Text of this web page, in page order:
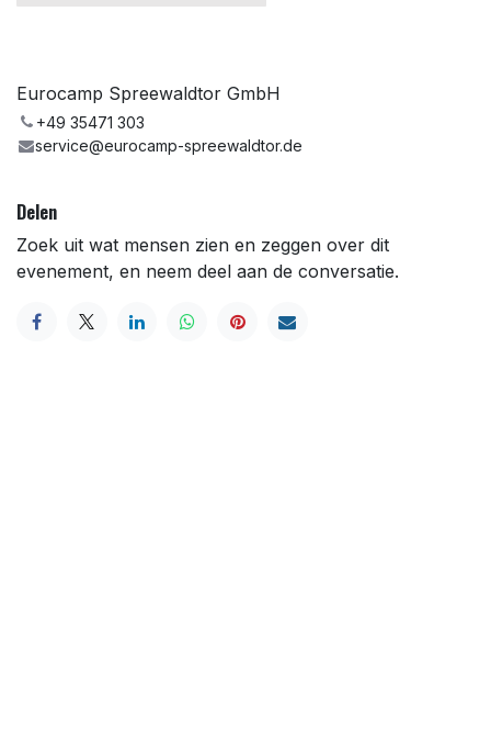
Eurocamp Spreewaldtor GmbH
+49 35471 303
service@eurocamp-spreewaldtor.de
Delen
Zoek uit wat mensen zien en zeggen over dit
evenement, en neem deel aan de conversatie.